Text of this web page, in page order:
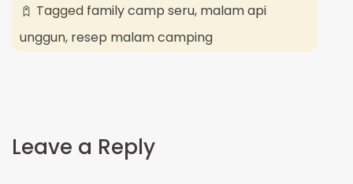
Tagged family camp seru, malam api
unggun, resep malam camping
Leave a Reply